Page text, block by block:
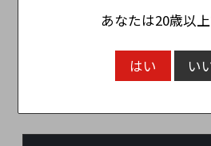
この商品のレビュー
あなたは20歳以
はい い